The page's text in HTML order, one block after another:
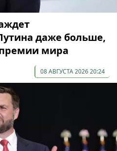
даже больше,
мира
08 АВГУСТА 2026 20:24